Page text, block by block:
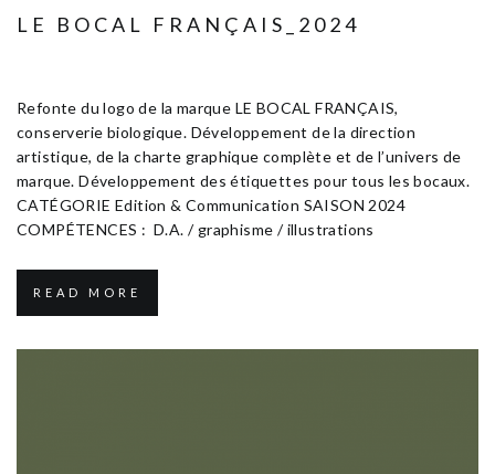
LE BOCAL FRANÇAIS_2024
Refonte du logo de la marque LE BOCAL FRANÇAIS,
conserverie biologique. Développement de la direction
artistique, de la charte graphique complète et de l’univers de
marque. Développement des étiquettes pour tous les bocaux.
CATÉGORIE Edition & Communication SAISON 2024
COMPÉTENCES : D.A. / graphisme / illustrations
READ MORE